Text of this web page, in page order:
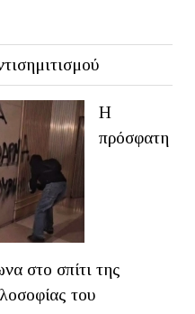
Η
πρόσφατη
στο σπίτι της
του